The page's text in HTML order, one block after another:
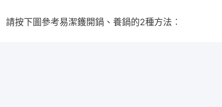
請按下圖參考易潔鑊開鍋、養鍋的2種方法︰